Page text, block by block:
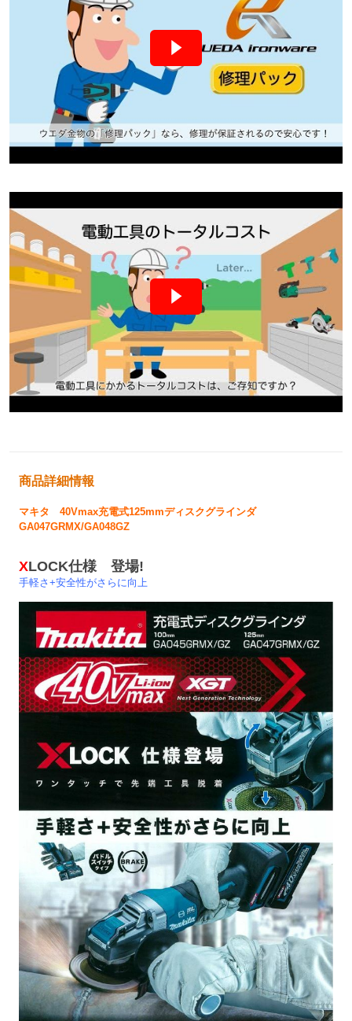
商品詳細情報
マキタ 40Vmax充電式125mmディスクグラインダ
GA047GRMX/GA048GZ
XLOCK仕様 登場!
手軽さ+安全性がさらに向上